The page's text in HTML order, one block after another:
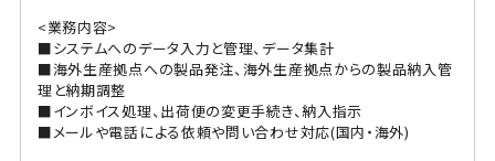
<業務内容>
■システムへのデータ入力と管理、データ集計
■海外生産拠点への製品発注、海外生産拠点からの製品納入管
理と納期調整
■インボイス処理、出荷便の変更手続き、納入指示
■メールや電話による依頼や問い合わせ対応(国内・海外)